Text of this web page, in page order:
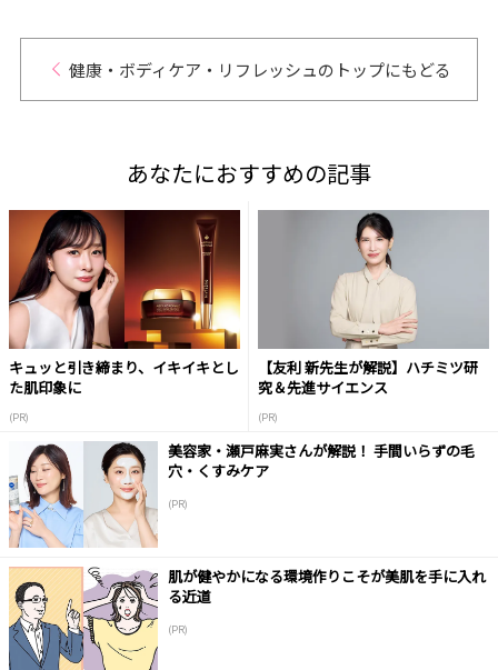
健康・ボディケア・リフレッシュのトップにもどる
あなたにおすすめの記事
キュッと引き締まり、イキイキとし
た肌印象に
(PR)
【友利 新先生が解説】ハチミツ研
究＆先進サイエンス
(PR)
美容家・瀬戸麻実さんが解説！ 手間いらずの毛
穴・くすみケア
(PR)
肌が健やかになる環境作りこそが美肌を手に入れ
る近道
(PR)